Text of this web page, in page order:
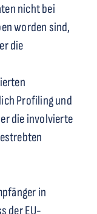
nicht bei
worden sind,
die
Profiling und
die involvierte
in
der EU-